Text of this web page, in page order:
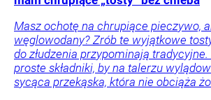
Masz ochotę na chrupiące pieczywo,
węglowodany? Zrób te wyjątkowe
do złudzenia przypominają
proste składniki, by na talerzu
sycąca przekąska, która nie obciąża